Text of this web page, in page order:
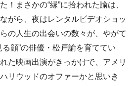
！まさかの“縁”に拾われた諭は、
がら、夜はレンタルビデオショッ
の人生の出会いの数々が、やがて
顔”の俳優・松戸諭を育ててい
た映画出演がきっかけで、アメリ
リウッドのオファーかと思いき